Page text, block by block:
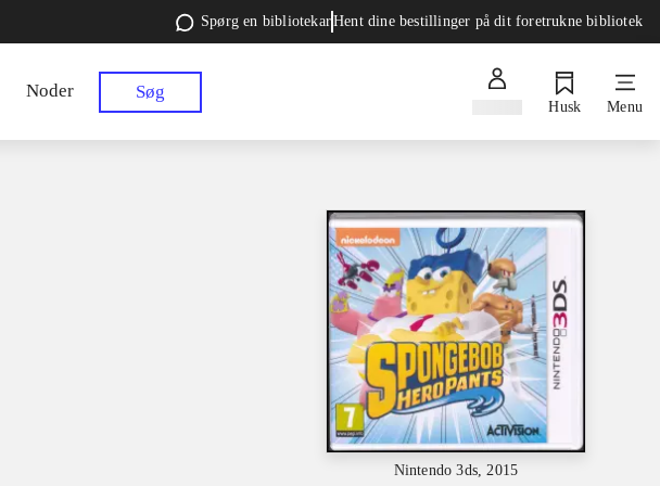
Spørg en bibliotekarHent dine bestillinger på dit foretrukne bibliotek
Noder Søg
Husk Menu
Nintendo 3ds, 2015